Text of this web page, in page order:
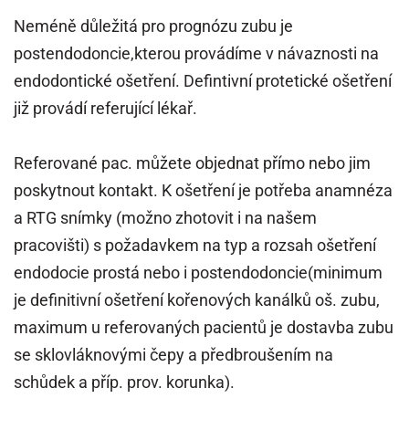
Neméně důležitá pro prognózu zubu je
postendodoncie,kterou provádíme v návaznosti na
endodontické ošetření. Defintivní protetické ošetření
již provádí referující lékař.
Referované pac. můžete objednat přímo nebo jim
poskytnout kontakt. K ošetření je potřeba anamnéza
a RTG snímky (možno zhotovit i na našem
pracovišti) s požadavkem na typ a rozsah ošetření
endodocie prostá nebo i postendodoncie(minimum
je definitivní ošetření kořenových kanálků oš. zubu,
maximum u referovaných pacientů je dostavba zubu
se sklovláknovými čepy a předbroušením na
schůdek a příp. prov. korunka).